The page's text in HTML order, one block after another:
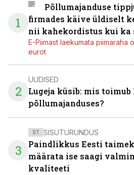
1
Põllumajanduse
firmades käive üldiselt
nii kahekordistus kui ka
E-Piimast laekumata piimaraha
eurot
2
UUDISED
Lugeja küsib: mis toimub
põllumajanduses?
3
ST SISUTURUNDUS
Paindlikkus Eesti
määrata ise saagi
kvaliteeti